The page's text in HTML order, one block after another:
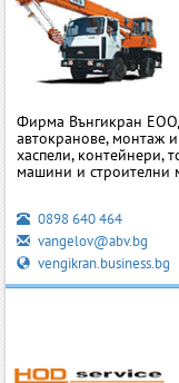
Фирма Вънгикран
автокранове, монтаж
хаспели, контейнери,
машини и строителни
0898 640 464
vangelov@abv.bg
vengikran.business.bg